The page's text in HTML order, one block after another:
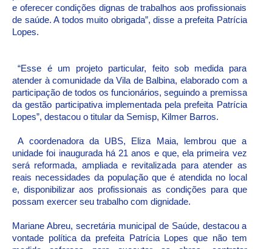
e oferecer condições dignas de trabalhos aos profissionais
de saúde. A todos muito obrigada”, disse a prefeita Patrícia
Lopes.
“Esse é um projeto particular, feito sob medida para
atender à comunidade da Vila de Balbina, elaborado com a
participação de todos os funcionários, seguindo a premissa
da gestão participativa implementada pela prefeita Patrícia
Lopes”, destacou o titular da Semisp, Kilmer Barros.
A coordenadora da UBS, Eliza Maia, lembrou que a
unidade foi inaugurada há 21 anos e que, ela primeira vez
será reformada, ampliada e revitalizada para atender as
reais necessidades da população que é atendida no local
e, disponibilizar aos profissionais as condições para que
possam exercer seu trabalho com dignidade.
Mariane Abreu, secretária municipal de Saúde, destacou a
vontade política da prefeita Patrícia Lopes que não tem